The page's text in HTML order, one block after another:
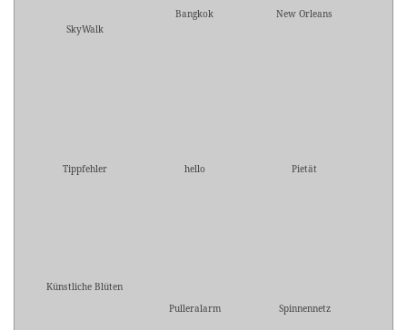
SkyWalk
Bangkok New Orleans
Tippfehler hello Pietät
Künstliche Blüten
Pulleralarm
Spinnennetz